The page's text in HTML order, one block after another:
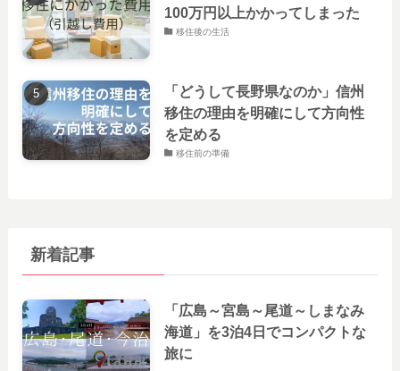
100万円以上かかってしまった
移住後の生活
「どうして長野県なのか」信州
移住の理由を明確にして方向性
を定める
移住前の準備
新着記事
「広島～宮島～尾道～しまなみ
海道」を3泊4日でコンパクトな
旅に